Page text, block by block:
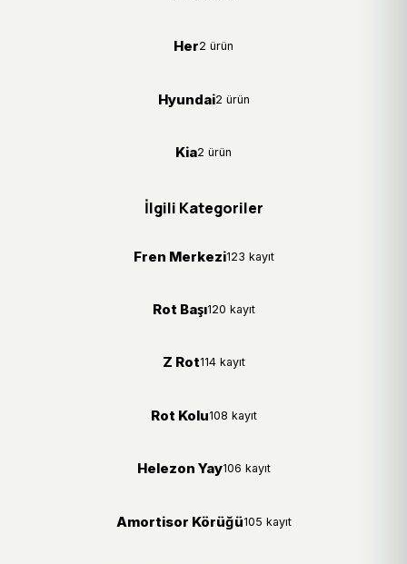
Her2 ürün
Hyundai2 ürün
Kia2 ürün
İlgili Kategoriler
Fren Merkezi123 kayıt
Rot Başı120 kayıt
Z Rot114 kayıt
Rot Kolu108 kayıt
Helezon Yay106 kayıt
Amortisor Körüğü105 kayıt